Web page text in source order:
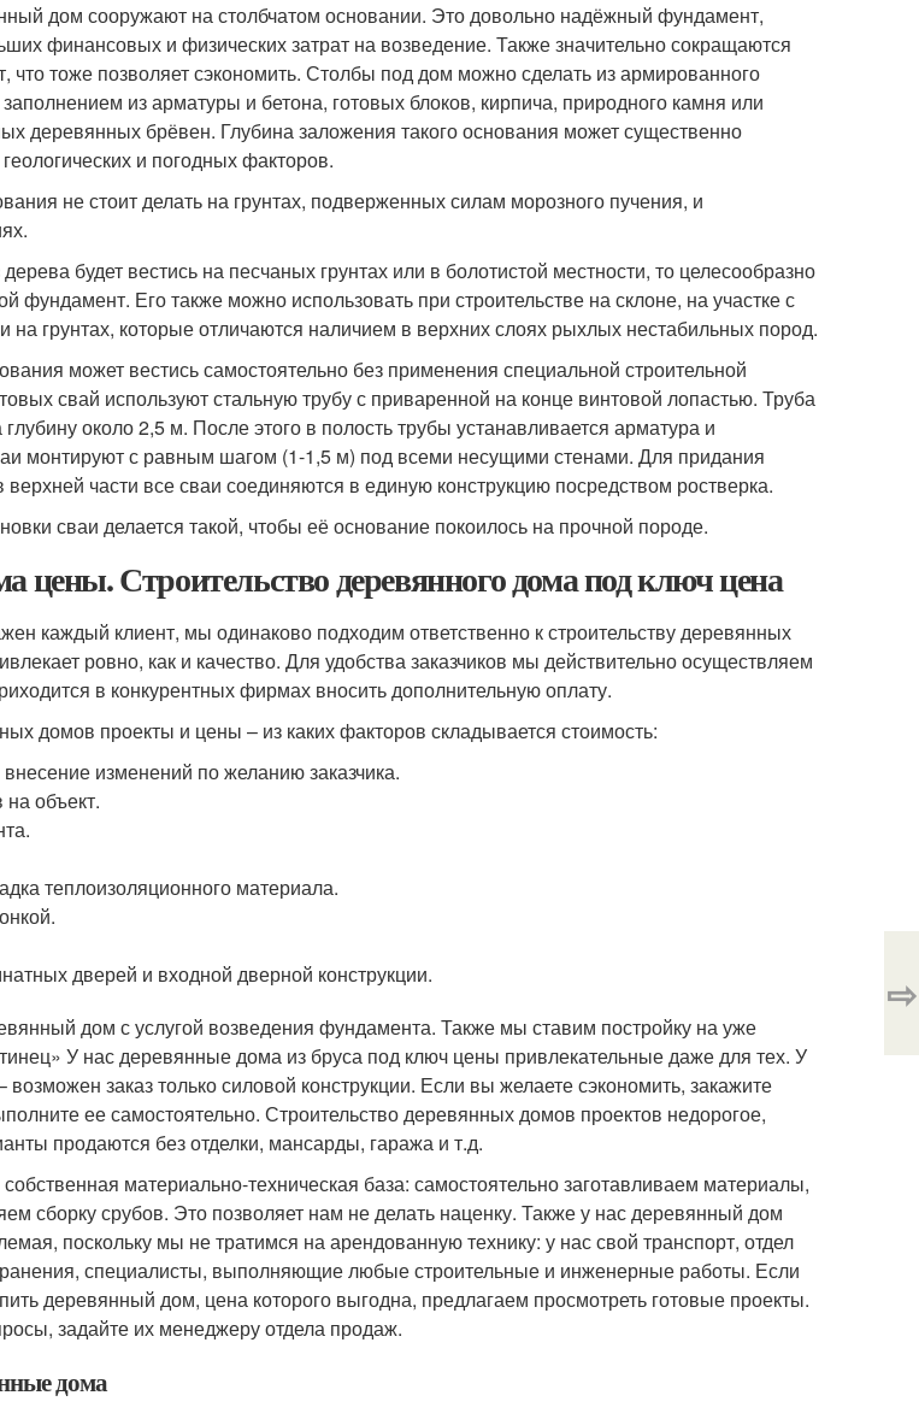
дом сооружают на столбчатом основании. Это довольно надёжный фундамент,
финансовых и физических затрат на возведение. Также значительно сокращаются
тоже позволяет сэкономить. Столбы под дом можно сделать из армированного
из арматуры и бетона, готовых блоков, кирпича, природного камня или
деревянных брёвен. Глубина заложения такого основания может существенно
и погодных факторов.
не стоит делать на грунтах, подверженных силам морозного пучения, и
будет вестись на песчаных грунтах или в болотистой местности, то целесообразно
фундамент. Его также можно использовать при строительстве на склоне, на участке с
грунтах, которые отличаются наличием в верхних слоях рыхлых нестабильных пород.
может вестись самостоятельно без применения специальной строительной
свай используют стальную трубу с приваренной на конце винтовой лопастью. Труба
глубину около 2,5 м. После этого в полость трубы устанавливается арматура и
монтируют с равным шагом (1-1,5 м) под всеми несущими стенами. Для придания
верхней части все сваи соединяются в единую конструкцию посредством ростверка.
сваи делается такой, чтобы её основание покоилось на прочной породе.
цены. Строительство деревянного дома под ключ цена
каждый клиент, мы одинаково подходим ответственно к строительству деревянных
ровно, как и качество. Для удобства заказчиков мы действительно осуществляем
в конкурентных фирмах вносить дополнительную оплату.
домов проекты и цены – из каких факторов складывается стоимость:
внесение изменений по желанию заказчика.
объект.
теплоизоляционного материала.
дверей и входной дверной конструкции.
дом с услугой возведения фундамента. Также мы ставим постройку на уже
У нас деревянные дома из бруса под ключ цены привлекательные даже для тех. У
возможен заказ только силовой конструкции. Если вы желаете сэкономить, закажите
ее самостоятельно. Строительство деревянных домов проектов недорогое,
продаются без отделки, мансарды, гаража и т.д.
материально-техническая база: самостоятельно заготавливаем материалы,
сборку срубов. Это позволяет нам не делать наценку. Также у нас деревянный дом
поскольку мы не тратимся на арендованную технику: у нас свой транспорт, отдел
специалисты, выполняющие любые строительные и инженерные работы. Если
деревянный дом, цена которого выгодна, предлагаем просмотреть готовые проекты.
задайте их менеджеру отдела продаж.
дома
⇨